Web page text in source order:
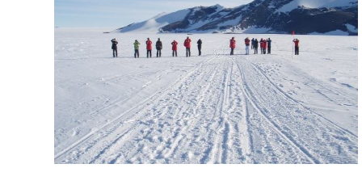
いよいよ南
極大陸への
フライト
南極と聞い
ただけで重
装備の冬支
度